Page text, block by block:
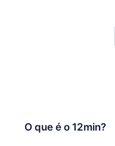
O que é o 12min?